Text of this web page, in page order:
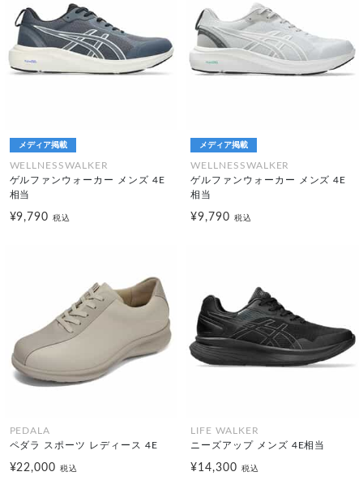
メディア掲載
WELLNESSWALKER
ゲルファンウォーカー メンズ 4E
相当
¥9,790税込
メディア掲載
WELLNESSWALKER
ゲルファンウォーカー メンズ 4E
相当
¥9,790 税込
PEDALA
ペダラ スポーツ レディース 4E
¥22,000税込
LIFE WALKER
ニーズアップ メンズ 4E相当
¥14,300 税込